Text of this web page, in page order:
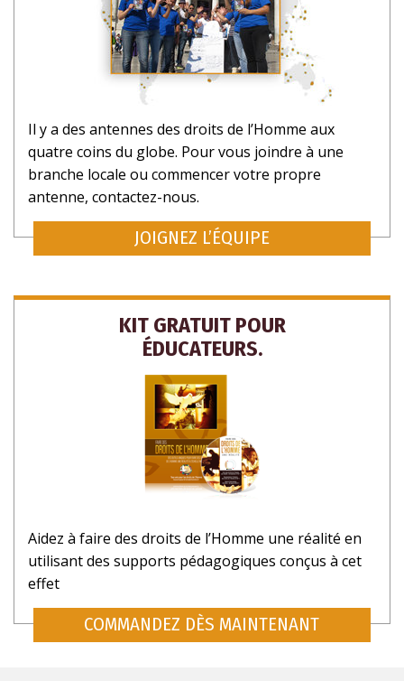
Il y a des antennes des droits de l’Homme aux
quatre coins du globe. Pour vous joindre à une
branche locale ou commencer votre propre
antenne, contactez-nous.
JOIGNEZ L’ÉQUIPE
KIT GRATUIT POUR
ÉDUCATEURS.
Aidez à faire des droits de l’Homme une réalité en
utilisant des supports pédagogiques conçus à cet
effet
COMMANDEZ DÈS MAINTENANT